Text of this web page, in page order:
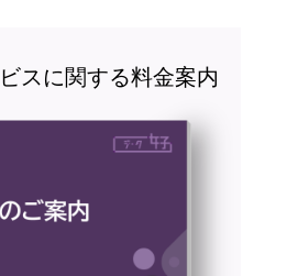
スに関する料金案内